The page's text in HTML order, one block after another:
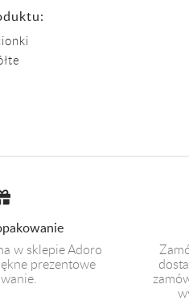
w sklepie Adoro
prezentowe